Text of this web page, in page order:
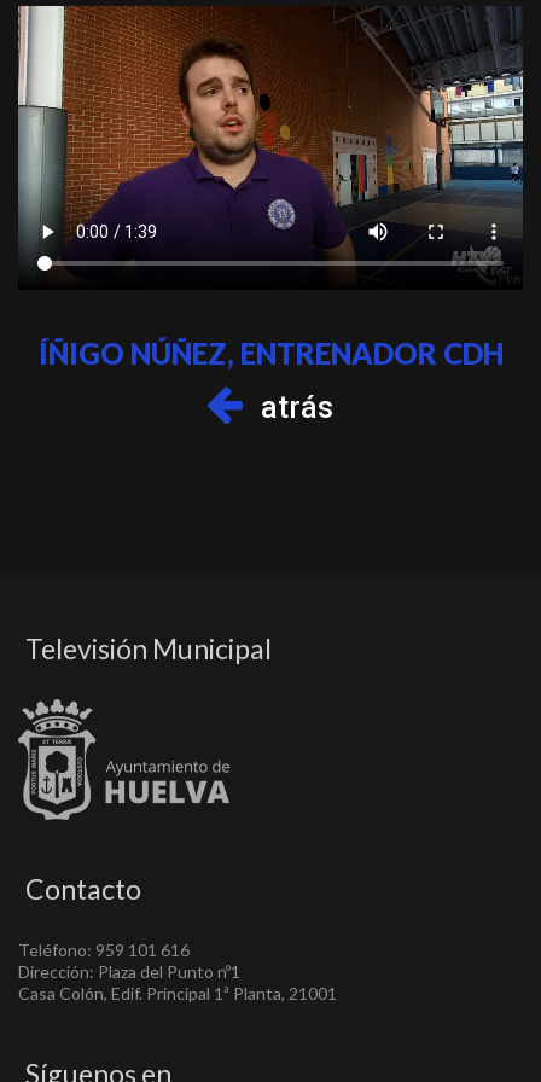
ÍÑIGO NÚÑEZ, ENTRENADOR CDH
atrás
Televisión Municipal
Contacto
Teléfono: 959 101 616
Dirección: Plaza del Punto nº1
Casa Colón, Edif. Principal 1ª Planta, 21001
Síguenos en